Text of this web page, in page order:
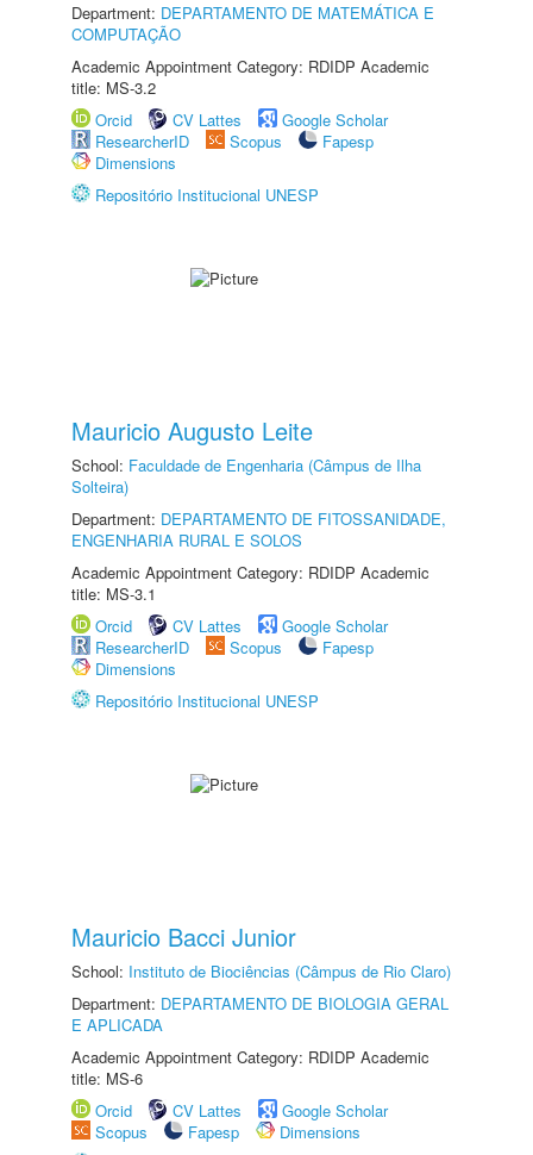
Department: DEPARTAMENTO DE MATEMÁTICA E
COMPUTAÇÃO
Academic Appointment Category: RDIDP Academic
title: MS-3.2
Orcid
CV Lattes
Google Scholar
ResearcherID
Scopus
Fapesp
Dimensions
Repositório Institucional UNESP
Mauricio Augusto Leite
School: Faculdade de Engenharia (Câmpus de Ilha
Solteira)
Department: DEPARTAMENTO DE FITOSSANIDADE,
ENGENHARIA RURAL E SOLOS
Academic Appointment Category: RDIDP Academic
title: MS-3.1
Orcid
CV Lattes
Google Scholar
ResearcherID
Scopus
Fapesp
Dimensions
Repositório Institucional UNESP
Mauricio Bacci Junior
School: Instituto de Biociências (Câmpus de Rio Claro)
Department: DEPARTAMENTO DE BIOLOGIA GERAL
E APLICADA
Academic Appointment Category: RDIDP Academic
title: MS-6
Orcid
CV Lattes
Google Scholar
Scopus
Fapesp
Dimensions